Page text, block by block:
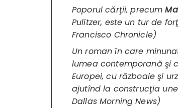
Poporul cărţii, precum
Pulitzer, este un tur de
Francisco Chronicle)
Un roman în care
lumea contemporană şi
Europei, cu războaie şi
ajutînd la construcţia
Dallas Morning News)